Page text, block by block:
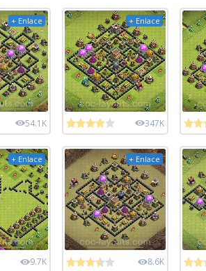
+ Enlace
54.1K
+ Enlace
347K
+ Enlace
9.7K
+ Enlace
8.6K